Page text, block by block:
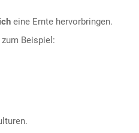
eine Ernte hervorbringen.
Beispiel: